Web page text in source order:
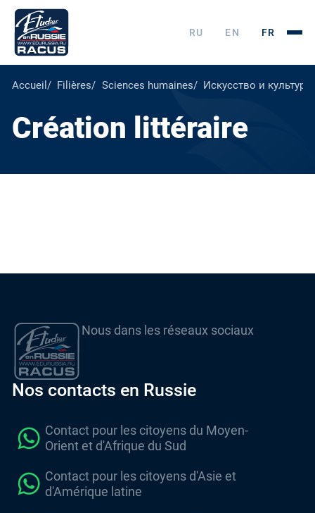
RU EN FR
Accueil Filières Sciences humaines Искусство и культура
Création littéraire
Nous dans les réseaux sociaux
Nos contacts en Russie
Contact pour les citoyens du Moyen-
Orient et d'Afrique du Sud
Contact pour les citoyens d'Asie et
d'Amérique latine